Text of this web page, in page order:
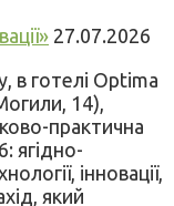
27.07.2026
в готелі Optima
14),
практична
ягідно-
інновації,
який